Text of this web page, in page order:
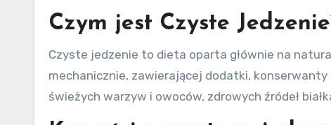
Czym jest Czyste
Czyste jedzenie to dieta oparta głównie na
mechanicznie, zawierającej dodatki,
świeżych warzyw i owoców, zdrowych źródeł